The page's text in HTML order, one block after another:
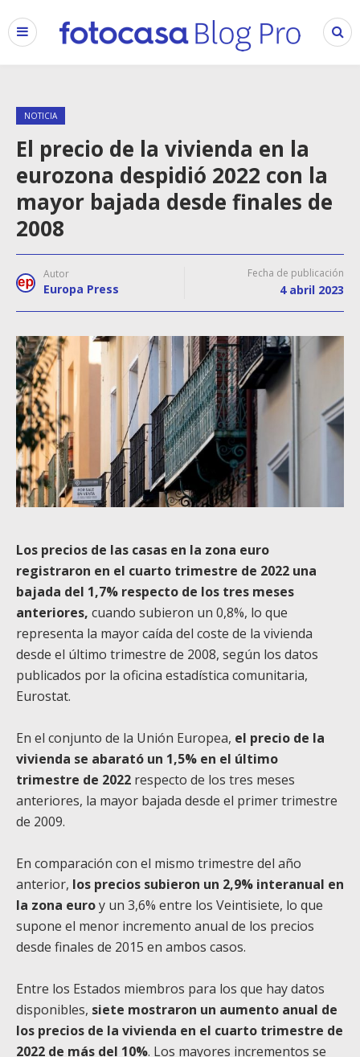
NOTICIA
El precio de la vivienda en la
eurozona despidió 2022 con la
mayor bajada desde finales de
2008
Autor
Europa Press
Fecha de publicación
4 abril 2023
Los precios de las casas en la zona euro
registraron en el cuarto trimestre de 2022 una
bajada del 1,7% respecto de los tres meses
anteriores, cuando subieron un 0,8%, lo que
representa la mayor caída del coste de la vivienda
desde el último trimestre de 2008, según los datos
publicados por la oficina estadística comunitaria,
Eurostat.
En el conjunto de la Unión Europea, el precio de la
vivienda se abarató un 1,5% en el último
trimestre de 2022 respecto de los tres meses
anteriores, la mayor bajada desde el primer trimestre
de 2009.
En comparación con el mismo trimestre del año
anterior, los precios subieron un 2,9% interanual en
la zona euroy un 3,6% entre los Veintisiete, lo que
supone el menor incremento anual de los precios
desde finales de 2015 en ambos casos.
Entre los Estados miembros para los que hay datos
disponibles, siete mostraron un aumento anual de
los precios de la vivienda en el cuarto trimestre de
2022 de más del 10%. Los mayores incrementos se